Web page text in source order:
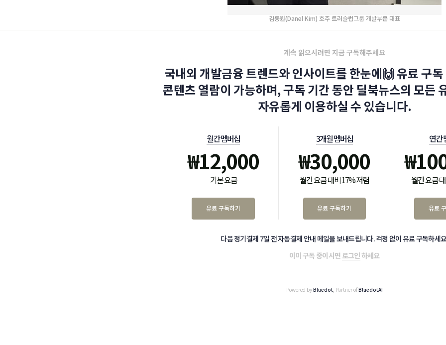
김동원(Danel Kim) 호주 트러슬럽그룹 개발부문 대표
계속 읽으시려면 지금 구독해주세요
국내외 개발금융 트렌드와 인사이트를 한눈에🙌 유료 구
콘텐츠 열람이 가능하며, 구독 기간 동안 딜북뉴스의 모든
자유롭게 이용하실 수 있습니다.
월간 멤버십
₩12,000
기본 요금
유료 구독하기
3개월 멤버십
₩30,000
월간 요금 대비 17% 저렴
유료 구독하기
연간
₩
월간 요금
유료
다음 정기결제 7일 전 자동결제 안내 메일을 보내드립니다. 걱정 없이 유료 구독하세
이미 구독 중이시면 로그인하세요
Powered byBluedot, Partner ofBluedotAI